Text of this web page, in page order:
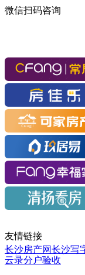
微信扫码咨询
友情链接
长沙房产网长沙写
云录分户验收